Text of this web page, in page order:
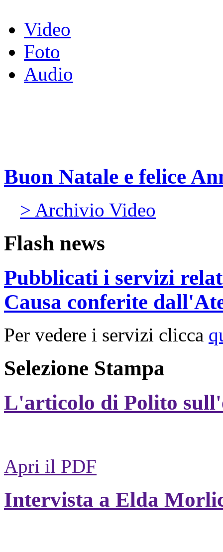
Video
Foto
Audio
Buon Natale e felice
> Archivio Video
Flash news
Pubblicati i servizi
Causa conferite
Per vedere i servizi clicca
Selezione Stampa
L'articolo di Polito
Apri il PDF
Intervista a Elda